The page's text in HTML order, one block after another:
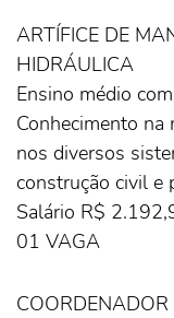
ARTÍFICE DE
HIDRÁULICA
Ensino médio
Conhecimento na
nos diversos
construção civil e
Salário R$
01 VAGA